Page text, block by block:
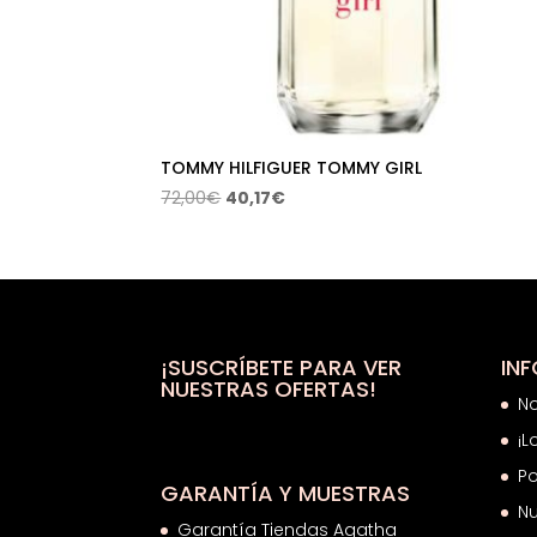
TOMMY HILFIGUER TOMMY GIRL
72,00€ El
era:
40,17€El
es:
¡SUSCRÍBETE PARA VER
NUESTRAS OFERTAS!
GARANTÍA Y MUESTRAS
Garantía Tiendas Agatha